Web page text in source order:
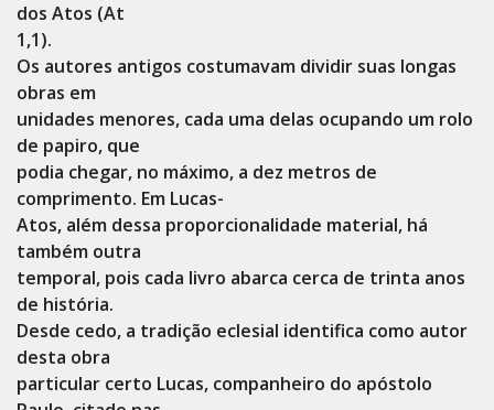
dos Atos (At
1,1).
Os autores antigos costumavam dividir suas longas
obras em
unidades menores, cada uma delas ocupando um rolo
de papiro, que
podia chegar, no máximo, a dez metros de
comprimento. Em Lucas-
Atos, além dessa proporcionalidade material, há
também outra
temporal, pois cada livro abarca cerca de trinta anos
de história.
Desde cedo, a tradição eclesial identifica como autor
desta obra
particular certo Lucas, companheiro do apóstolo